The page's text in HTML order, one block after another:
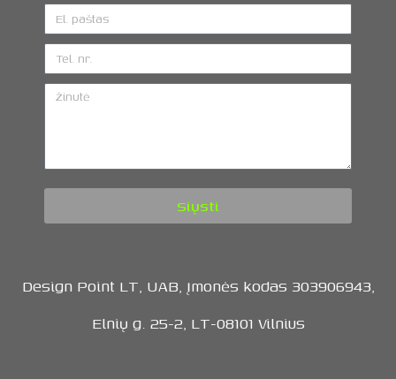
Siųsti
Design Point LT, UAB, Įmonės kodas 303906943,
Elnių g. 25-2, LT-08101 Vilnius